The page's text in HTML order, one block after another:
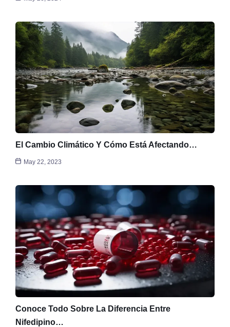
El Cambio Climático Y Cómo Está Afectando…
May 22, 2023
Conoce Todo Sobre La Diferencia Entre
Nifedipino…